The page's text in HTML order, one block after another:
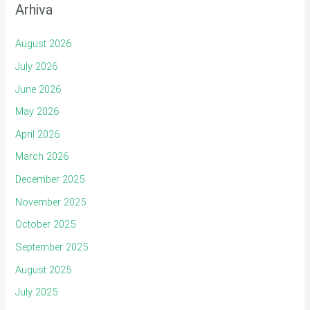
Arhiva
August 2026
July 2026
June 2026
May 2026
April 2026
March 2026
December 2025
November 2025
October 2025
September 2025
August 2025
July 2025